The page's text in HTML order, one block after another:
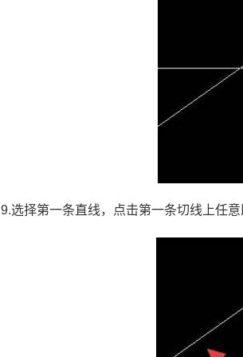
9.选择第一条直线，点击第一条切线上任